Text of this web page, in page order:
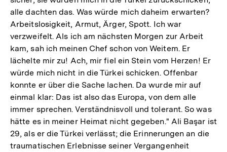
alle dachten das. Was würde mich daheim erwarten?
Arbeitslosigkeit, Armut, Ärger, Spott. Ich war
verzweifelt. Als ich am nächsten Morgen zur Arbeit
kam, sah ich meinen Chef schon von Weitem. Er
lächelte mir zu! Ach, mir fiel ein Stein vom Herzen! Er
würde mich nicht in die Türkei schicken. Offenbar
konnte er über die Sache lachen. Da wurde mir auf
einmal klar: Das ist also das Europa, von dem alle
immer sprechen. Verständnisvoll und tolerant. So was
hätte es in meiner Heimat nicht gegeben." Ali Başar ist
29, als er die Türkei verlässt; die Erinnerungen an die
traumatischen Erlebnisse seiner Vergangenheit